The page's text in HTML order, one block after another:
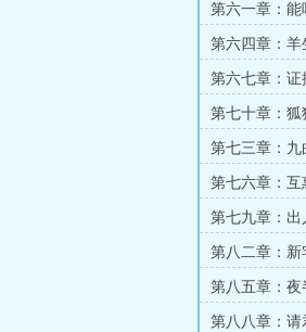
第六一章：能
第六四章：羊
第六七章：证
第七十章：狐
第七三章：九
第七六章：互
第七九章：
第八二章：新
第八五章：夜
第八八章：请